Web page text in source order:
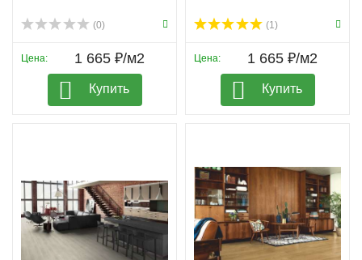
(0)
Цена: 1 665 ₽/м2
Купить
(1)
Цена: 1 665 ₽/м2
Купить